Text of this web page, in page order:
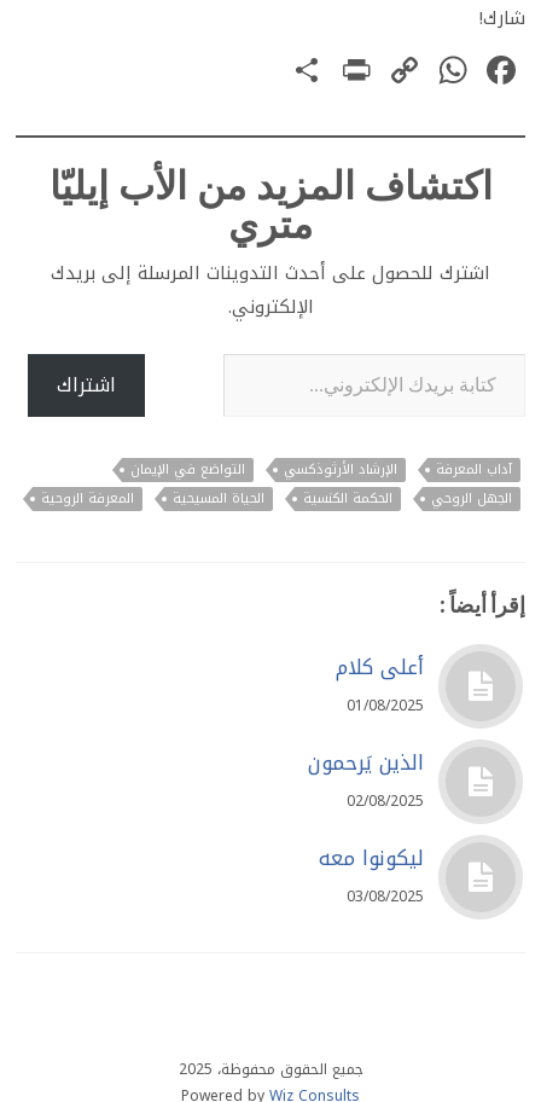
شارك!
Facebook
WhatsApp
Copy
PrintFriendly
اكتشاف المزيد من الأب إيليّا
متري
اشترك للحصول على أحدث التدوينات المرسلة إلى بريدك
الإلكتروني.
كتابة بريدك الإلكتروني...
اشتراك
آداب المعرفة الإرشاد الأرثوذكسي
التواضع في الإيمان
الجهل الروحي
الحكمة الكنسية الحياة المسيحية المعرفة الروحية
إقرأ أيضاً :
أعلى كلام
01/08/2025
الذين يَرحمون
02/08/2025
ليكونوا معه
03/08/2025
جميع الحقوق محفوظة، 2025
Powered byWiz Consults